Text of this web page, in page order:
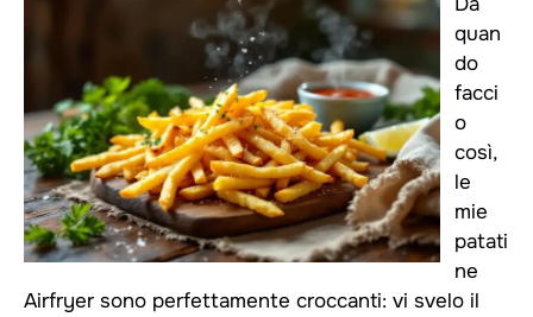
quan
do
facci
o
così,
le
mie
patati
ne
Airfryer sono perfettamente croccanti: vi svelo il